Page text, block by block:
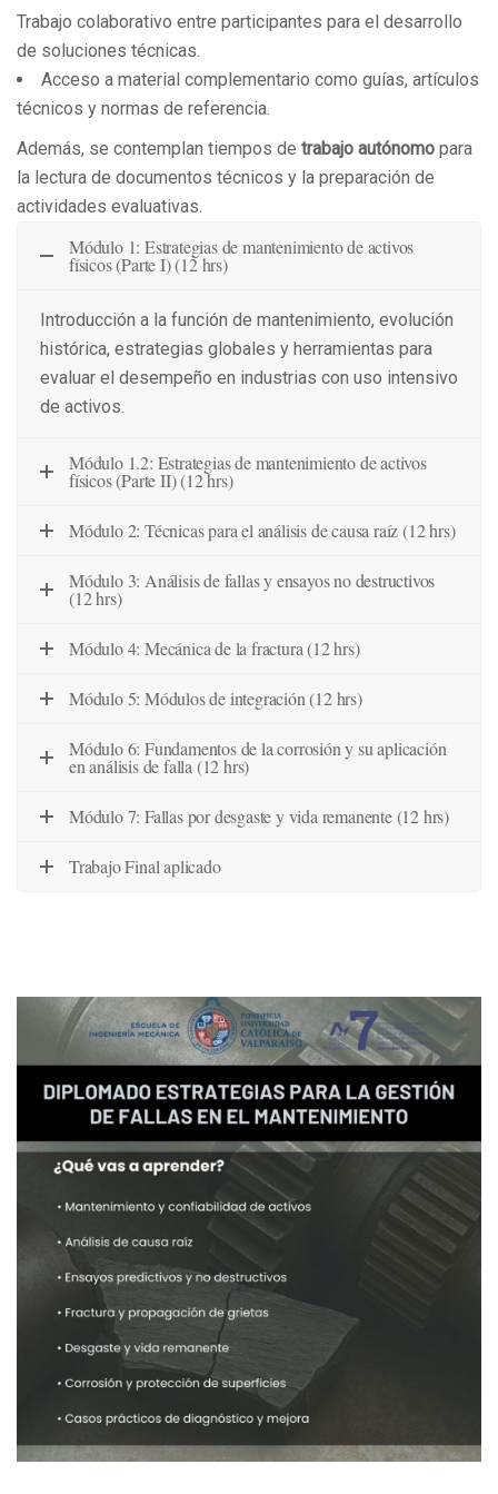
Trabajo colaborativo entre participantes para el desarrollo
de soluciones técnicas.
Acceso a material complementario como guías, artículos
técnicos y normas de referencia.
Además, se contemplan tiempos de trabajo autónomo para
la lectura de documentos técnicos y la preparación de
actividades evaluativas.
Módulo 1: Estrategias de mantenimiento de activos
físicos (Parte I) (12 hrs)
Introducción a la función de mantenimiento, evolución
histórica, estrategias globales y herramientas para
evaluar el desempeño en industrias con uso intensivo
de activos.
Módulo 1.2: Estrategias de mantenimiento de activos
físicos (Parte II) (12 hrs)
Módulo 2: Técnicas para el análisis de causa raíz (12 hrs)
Módulo 3: Análisis de fallas y ensayos no destructivos
(12 hrs)
Módulo 4: Mecánica de la fractura (12 hrs)
Módulo 5: Módulos de integración (12 hrs)
Módulo 6: Fundamentos de la corrosión y su aplicación
en análisis de falla (12 hrs)
Módulo 7: Fallas por desgaste y vida remanente (12 hrs)
Trabajo Final aplicado